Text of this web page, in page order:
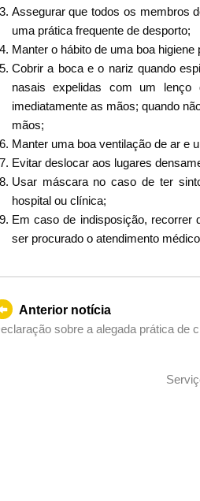
Assegurar que todos os membros
uma prática frequente de desporto;
Manter o hábito de uma boa
Cobrir a boca e o nariz quando
nasais expelidas com um
imediatamente as mãos; quando
mãos;
Manter uma boa ventilação de ar e
Evitar deslocar aos lugares
Usar máscara no caso de ter
hospital ou clínica;
Em caso de indisposição, recorrer
ser procurado o atendimento
Anterior notícia
sobre a alegada prática de